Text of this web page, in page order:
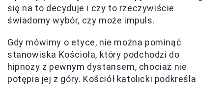
się na to decyduje i czy to rzeczywiście
świadomy wybór, czy może impuls.
Gdy mówimy o etyce, nie można pominąć
stanowiska Kościoła, który podchodzi do
hipnozy z pewnym dystansem, chociaż nie
potępia jej z góry. Kościół katolicki podkreśla